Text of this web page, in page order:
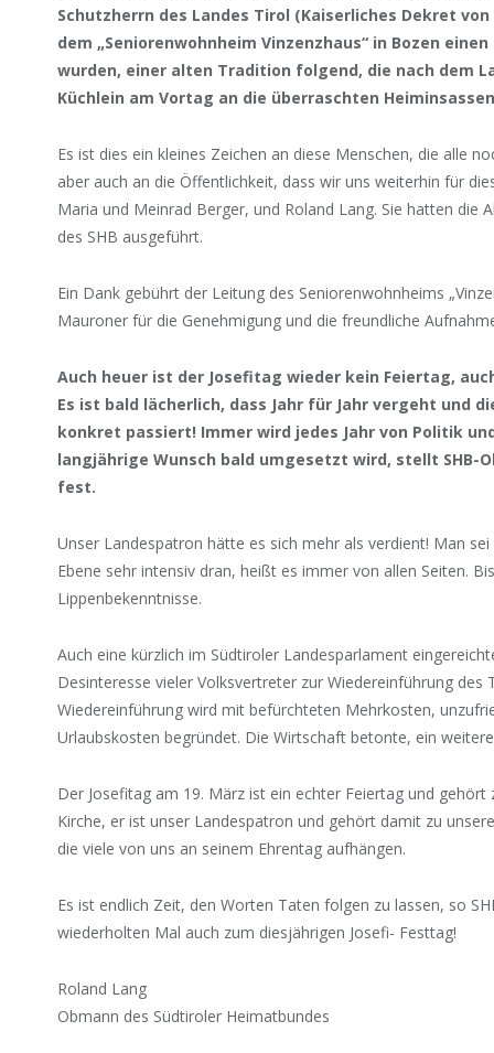
Schutzherrn des Landes Tirol (Kaiserliches Dekret
dem „Seniorenwohnheim Vinzenzhaus“ in Bozen
wurden, einer alten Tradition folgend, die nach dem
Küchlein am Vortag an die überraschten
Es ist dies ein kleines Zeichen an diese Menschen, die alle
aber auch an die Öffentlichkeit, dass wir uns weiterhin für
Maria und Meinrad Berger, und Roland Lang. Sie hatten die
des SHB ausgeführt.
Ein Dank gebührt der Leitung des Seniorenwohnheims
Mauroner für die Genehmigung und die freundliche
Auch heuer ist der Josefitag wieder kein Feiertag,
Es ist bald lächerlich, dass Jahr für Jahr vergeht und
konkret passiert! Immer wird jedes Jahr von Politik
langjährige Wunsch bald umgesetzt wird, stellt SHB-
fest.
Unser Landespatron hätte es sich mehr als verdient! Man
Ebene sehr intensiv dran, heißt es immer von allen Seiten.
Lippenbekenntnisse.
Auch eine kürzlich im Südtiroler Landesparlament
Desinteresse vieler Volksvertreter zur Wiedereinführung des
Wiedereinführung wird mit befürchteten Mehrkosten,
Urlaubskosten begründet. Die Wirtschaft betonte, ein
Der Josefitag am 19. März ist ein echter Feiertag und
Kirche, er ist unser Landespatron und gehört damit zu
die viele von uns an seinem Ehrentag aufhängen.
Es ist endlich Zeit, den Worten Taten folgen zu lassen, so
wiederholten Mal auch zum diesjährigen Josefi- Festtag!
Roland Lang
Obmann des Südtiroler Heimatbundes